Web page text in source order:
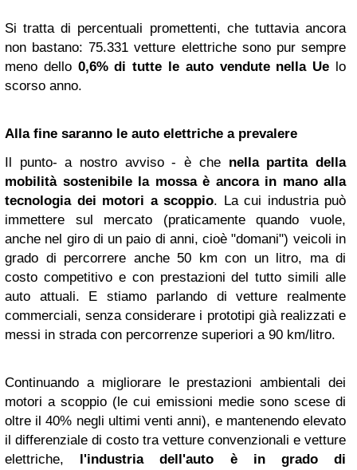
Si tratta di percentuali promettenti, che tuttavia ancora
non bastano: 75.331 vetture elettriche sono pur sempre
meno dello 0,6% di tutte le auto vendute nella Ue lo
scorso anno.
Alla fine saranno le auto elettriche a prevalere
Il punto- a nostro avviso - è che nella partita della
mobilità sostenibile la mossa è ancora in mano alla
tecnologia dei motori a scoppio. La cui industria può
immettere sul mercato (praticamente quando vuole,
anche nel giro di un paio di anni, cioè "domani") veicoli in
grado di percorrere anche 50 km con un litro, ma di
costo competitivo e con prestazioni del tutto simili alle
auto attuali. E stiamo parlando di vetture realmente
commerciali, senza considerare i prototipi già realizzati e
messi in strada con percorrenze superiori a 90 km/litro.
Continuando a migliorare le prestazioni ambientali dei
motori a scoppio (le cui emissioni medie sono scese di
oltre il 40% negli ultimi venti anni), e mantenendo elevato
il differenziale di costo tra vetture convenzionali e vetture
elettriche, l'industria dell'auto è in grado di